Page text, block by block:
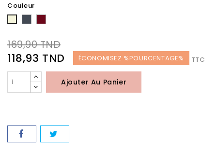
Couleur
Beige
169,90 TND
118,93 TND ÉCONOMISEZ %POURCENTAGE% TTC
Ajouter Au Panier